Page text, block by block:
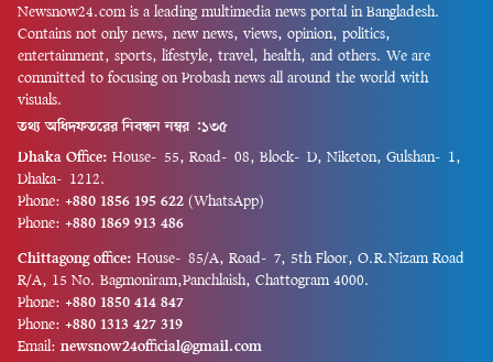
Newsnow24.com is a leading multimedia news portal in Bangladesh.
Contains not only news, new news, views, opinion, politics,
entertainment, sports, lifestyle, travel, health, and others. We are
committed to focusing on Probash news all around the world with
visuals.
তথ্য অধিদফতরের নিবন্ধন নম্বর :১৩৫
Dhaka Office: House-55, Road-08, Block-D, Niketon, Gulshan-1,
Dhaka-1212.
Phone: +880 1856 195 622 (WhatsApp)
Phone: +880 1869 913 486
Chittagong office: House-85/A, Road-7, 5th Floor, O.R.Nizam Road
R/A, 15 No. Bagmoniram,Panchlaish, Chattogram 4000.
Phone: +880 1850 414 847
Phone: +880 1313 427 319
Email: newsnow24official@gmail.com